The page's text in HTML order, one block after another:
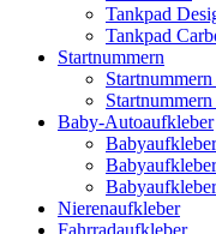
Tankpad
Tankpad
Startnummern
Baby-Autoaufkleber
Nierenaufkleber
Fahrradaufkleber